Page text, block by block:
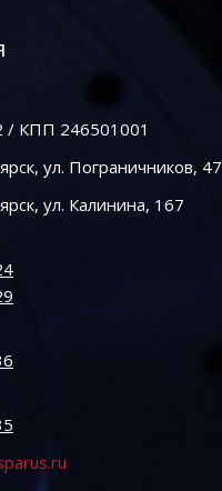
КПП 246501001
ул. Пограничников, 47
ул. Калинина, 167